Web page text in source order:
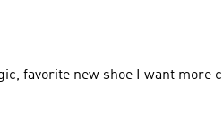
favorite new shoe I want more